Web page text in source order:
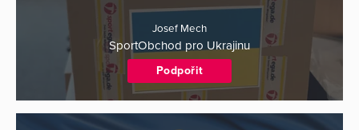
Josef Mech
SportObchod pro Ukrajinu
Podpořit